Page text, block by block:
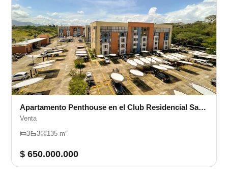
Apartamento Penthouse en el Club Residencial Santa Fé
Venta
3 3 135 m²
$ 650.000.000